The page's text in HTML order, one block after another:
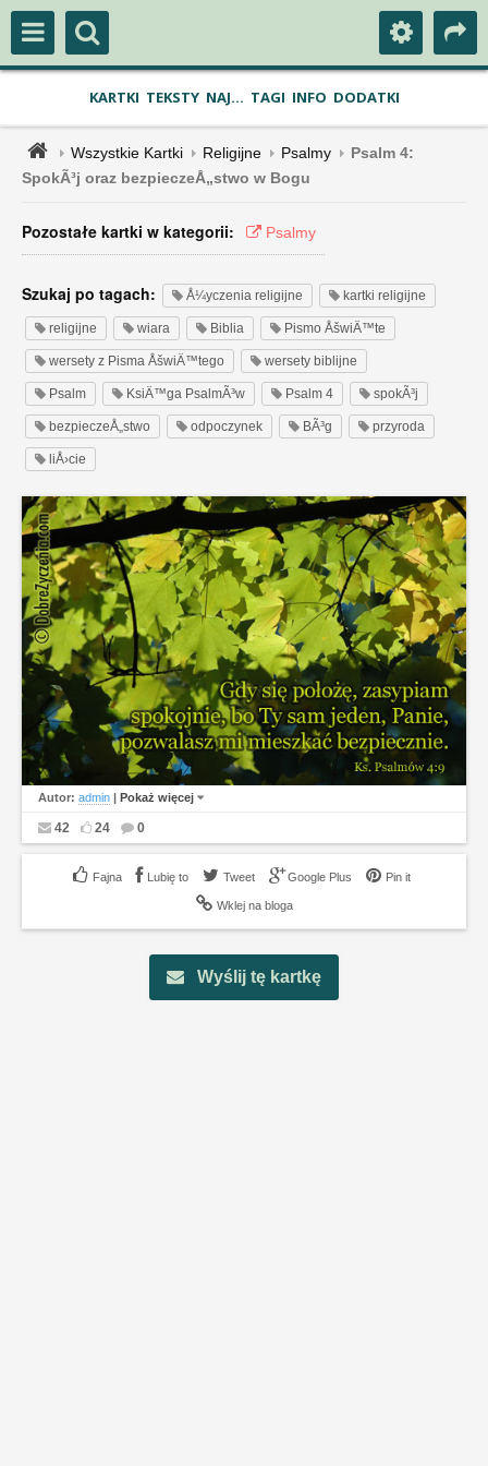
KARTKI TEKSTY NAJ... TAGI INFO DODATKI
Wszystkie Kartki Religijne Psalmy
Psalm 4:
SpokÃ³j oraz bezpieczeÅ„stwo w Bogu
Pozostałe kartki w kategorii: Psalmy
Szukaj po tagach: Å¼yczenia religijne kartki religijne
religijne wiara Biblia Pismo ÅšwiÄ™te
wersety z Pisma ÅšwiÄ™tego wersety biblijne
Psalm KsiÄ™ga PsalmÃ³w Psalm 4 spokÃ³j
bezpieczeÅ„stwo odpoczynek BÃ³g przyroda
liÅ›cie
Autor: admin | Pokaż więcej
42 24 0
Lubię to Tweet Google Plus Pin it
Wklej na bloga
Wyślij tę kartkę